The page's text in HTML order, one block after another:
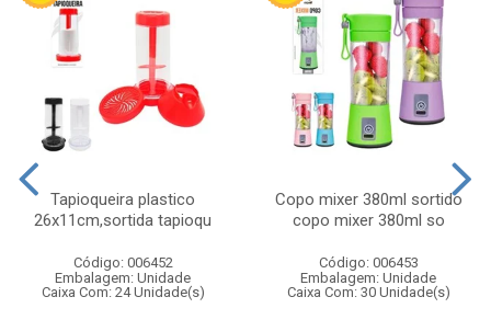
Tapioqueira plastico
26x11cm,sortida tapioqu
Código: 006452
Embalagem: Unidade
Caixa Com: 24 Unidade(s)
Copo mixer 380ml sortido
copo mixer 380ml so
Código: 006453
Embalagem: Unidade
Caixa Com: 30 Unidade(s)